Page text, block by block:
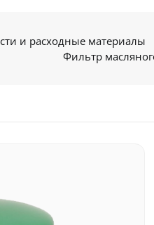
и расходные материалы
Фильтр